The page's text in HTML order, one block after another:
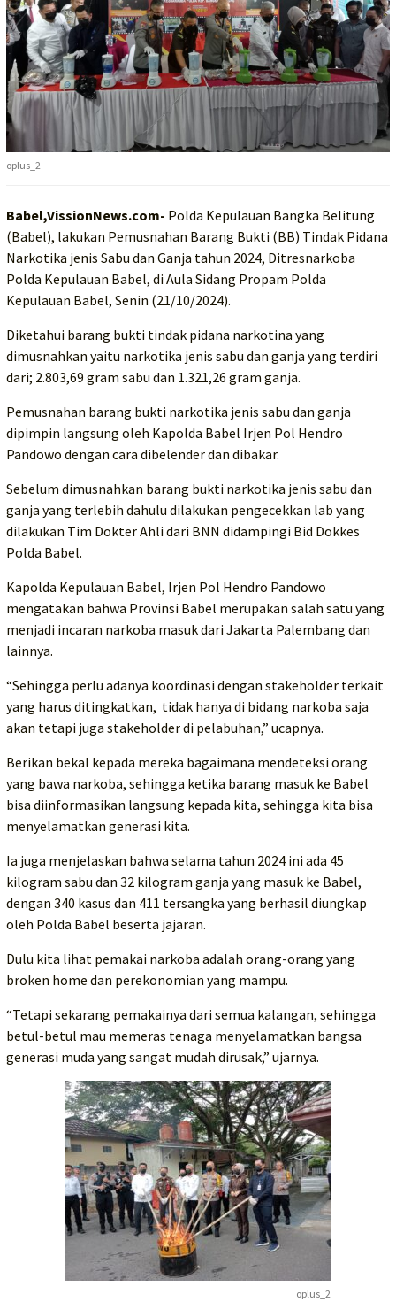
oplus_2
Babel,VissionNews.com- Polda Kepulauan Bangka Belitung
(Babel), lakukan Pemusnahan Barang Bukti (BB) Tindak Pidana
Narkotika jenis Sabu dan Ganja tahun 2024, Ditresnarkoba
Polda Kepulauan Babel, di Aula Sidang Propam Polda
Kepulauan Babel, Senin (21/10/2024).
Diketahui barang bukti tindak pidana narkotina yang
dimusnahkan yaitu narkotika jenis sabu dan ganja yang terdiri
dari; 2.803,69 gram sabu dan 1.321,26 gram ganja.
Pemusnahan barang bukti narkotika jenis sabu dan ganja
dipimpin langsung oleh Kapolda Babel Irjen Pol Hendro
Pandowo dengan cara dibelender dan dibakar.
Sebelum dimusnahkan barang bukti narkotika jenis sabu dan
ganja yang terlebih dahulu dilakukan pengecekkan lab yang
dilakukan Tim Dokter Ahli dari BNN didampingi Bid Dokkes
Polda Babel.
Kapolda Kepulauan Babel, Irjen Pol Hendro Pandowo
mengatakan bahwa Provinsi Babel merupakan salah satu yang
menjadi incaran narkoba masuk dari Jakarta Palembang dan
lainnya.
“Sehingga perlu adanya koordinasi dengan stakeholder terkait
yang harus ditingkatkan, tidak hanya di bidang narkoba saja
akan tetapi juga stakeholder di pelabuhan,” ucapnya.
Berikan bekal kepada mereka bagaimana mendeteksi orang
yang bawa narkoba, sehingga ketika barang masuk ke Babel
bisa diinformasikan langsung kepada kita, sehingga kita bisa
menyelamatkan generasi kita.
Ia juga menjelaskan bahwa selama tahun 2024 ini ada 45
kilogram sabu dan 32 kilogram ganja yang masuk ke Babel,
dengan 340 kasus dan 411 tersangka yang berhasil diungkap
oleh Polda Babel beserta jajaran.
Dulu kita lihat pemakai narkoba adalah orang-orang yang
broken home dan perekonomian yang mampu.
“Tetapi sekarang pemakainya dari semua kalangan, sehingga
betul-betul mau memeras tenaga menyelamatkan bangsa
generasi muda yang sangat mudah dirusak,” ujarnya.
oplus_2